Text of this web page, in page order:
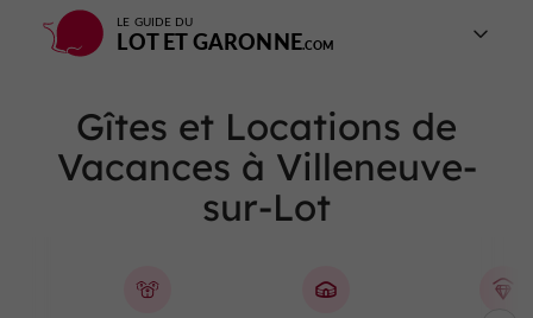
LE GUIDE DU
LOT ET GARONNE
Gîtes et Locations de
Vacances à Villeneuve-
sur-Lot